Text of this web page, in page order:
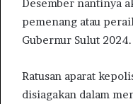
Desember nantinya
pemenang atau
Gubernur Sulut 2024.
Ratusan aparat
disiagakan dalam